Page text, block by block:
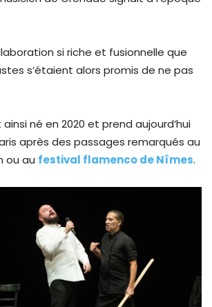
si riche et fusionnelle que
s’étaient alors promis de ne pas
né en 2020 et prend aujourd’hui
après des passages remarqués au
ou au festival flamenco de Nîmes.